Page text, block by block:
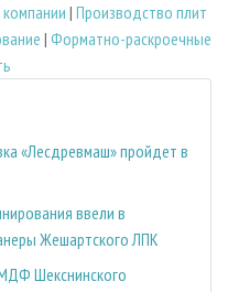
| Производство плит
| Форматно-раскроечные
«Лесдревмаш» пройдет в
ввели в
Жешартского ЛПК
Шекснинского